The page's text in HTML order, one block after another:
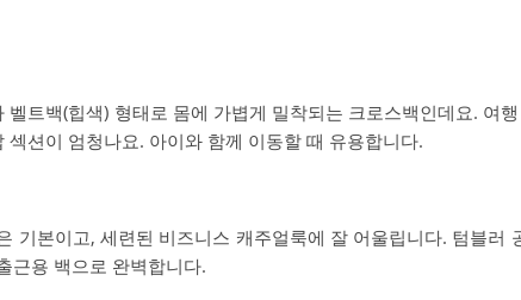
트백(힙색) 형태로 몸에 가볍게 밀착되는 크로스백인데요. 여
션이 엄청나요. 아이와 함께 이동할 때 유용합니다.
기본이고, 세련된 비즈니스 캐주얼룩에 잘 어울립니다. 텀블러
근용 백으로 완벽합니다.